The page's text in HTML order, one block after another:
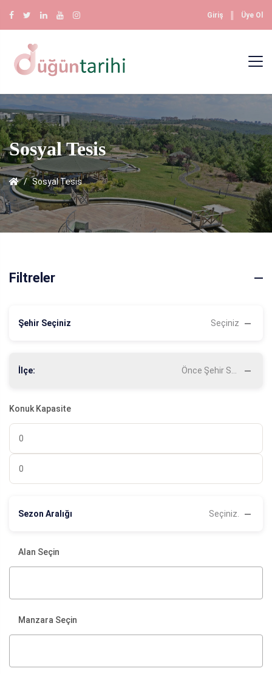
Giriş Üye Ol
Sosyal Tesis
Sosyal Tesis
Filtreler
Şehir Seçiniz Seçiniz
İlçe:
Konuk Kapasite
Sezon Aralığı Seçiniz.
Alan Seçin
Manzara Seçin